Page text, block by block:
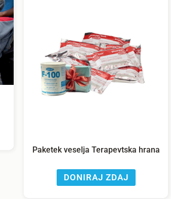
Paketek veselja Terapevtska hrana
DONIRAJ ZDAJ